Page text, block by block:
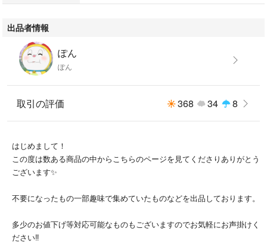
出品者情報
ぽん
ぽん
取引の評価 368 34 8
はじめまして！
この度は数ある商品の中からこちらのページを見てくださりありがとう
ございます✨
不要になったもの一部趣味で集めていたものなどを出品しております。
多少のお値下げ等対応可能なものもございますのでお気軽にお声掛けく
ださい‼︎